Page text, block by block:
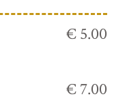
€ 5.00
€ 7.00